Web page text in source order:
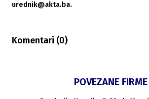
urednik@akta.ba.
Komentari (0)
POVEZANE FIRME